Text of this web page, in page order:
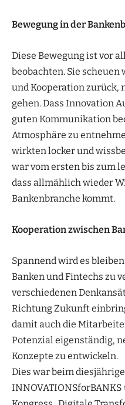
Bewegung in der
Diese Bewegung ist vor
beobachten. Sie
und Kooperation zurück,
gehen. Dass Innovation
guten Kommunikation
Atmosphäre zu
wirkten locker und
war vom ersten bis zum
dass allmählich wieder
Bankenbranche kommt.
Kooperation zwischen
Spannend wird es
Banken und Fintechs zu
verschiedenen
Richtung Zukunft
damit auch die
Potenzial eigenständig,
Konzepte zu entwickeln.
Dies war beim